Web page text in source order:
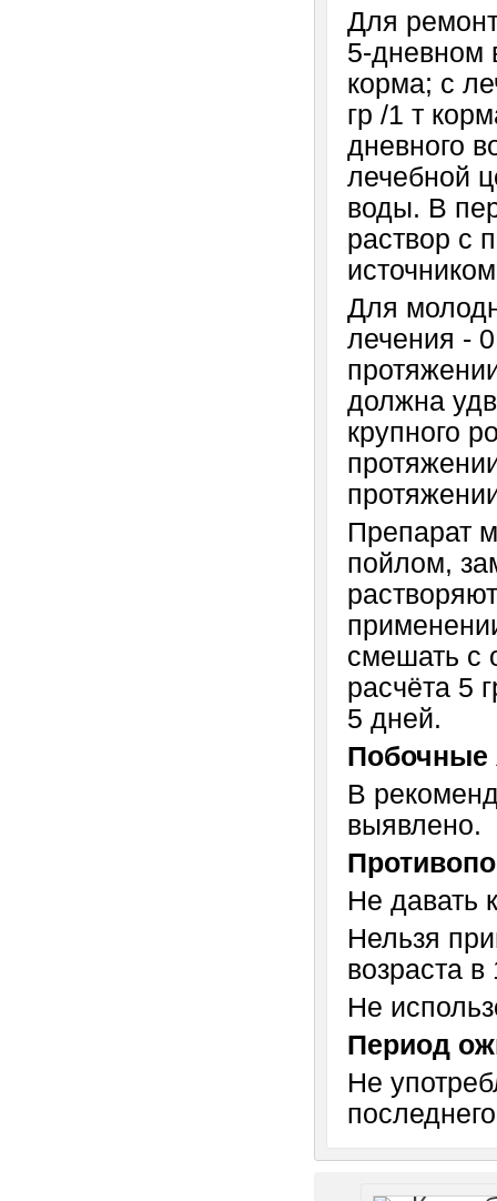
Для
5-дневном
корма; с
гр /1 т
дневного
лечебной
воды. В
раствор с
Для
лечения -
должна
крупного
Препарат
пойлом,
смешать с
расчёта 5
5 дней.
Побочные
В
выявлено.
Не давать
Нельзя
возраста
Не
Период
Не